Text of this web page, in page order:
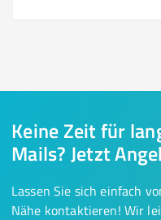
Keine Zeit für
Mails? Jetzt
Lassen Sie sich einfach
Nähe kontaktieren! Wir